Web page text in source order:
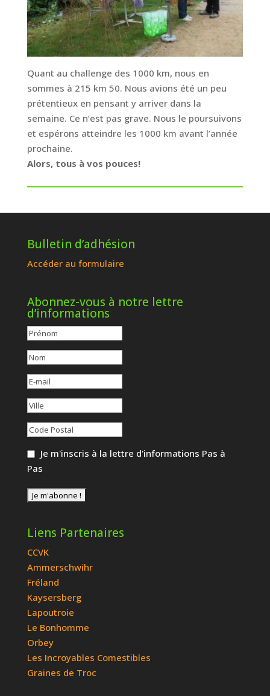
Quant au challenge des 1000 km, nous en
sommes à 215 km 50. Nous avions été un peu
prétentieux en pensant y arriver dans la
semaine. Ce n’est pas grave. Nous le poursuivons
et espérons atteindre les 1000 km avant l’année
prochaine.
Alors, tous à vos pouces!
Bulletin d’adhésion
Accéder au formulaire
Abonnez-vous à notre lettre
d’informations
Je m'inscris à la lettre d'informations Pas à
Pas
Liens Partenaires
CCVK
Ammerschwihr
Fréland
Kaysersberg
Lapoutroie
Le Bonhomme
Orbey
Les Incroyables Comestibles
Graines de Troc